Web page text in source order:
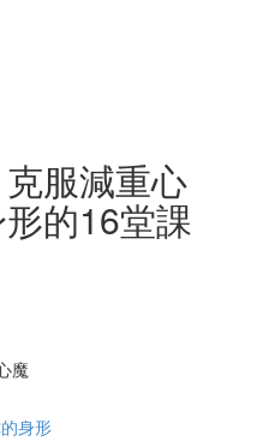
克服減重心
的16堂課
魔
身形